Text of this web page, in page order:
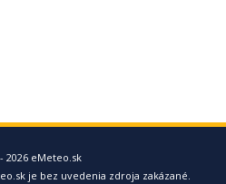
2026 eMeteo.sk
je bez uvedenia zdroja zakázané.